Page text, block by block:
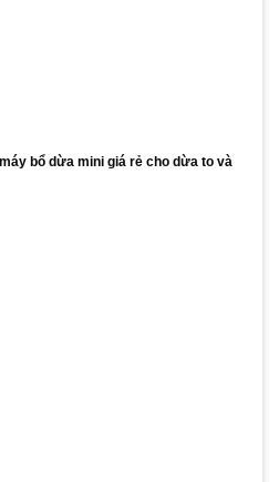
bổ dừa mini giá rẻ cho dừa to và